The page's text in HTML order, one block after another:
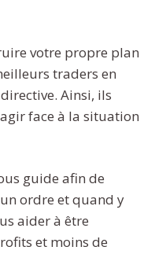
votre propre plan
traders en
Ainsi, ils
face à la situation
guide afin de
ordre et quand y
aider à être
et moins de